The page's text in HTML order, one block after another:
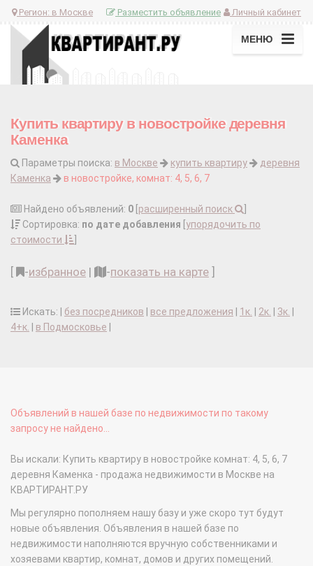
Регион: в Москве Личный кабинет
Разместить объявление
МЕНЮ
Купить квартиру в новостройке деревня
Каменка
Параметры поиска: в Москве купить квартиру
деревня
Каменка
в новостройке, комнат: 4, 5, 6, 7
Найдено объявлений: 0 расширенный поиск
Сортировка: по дате добавления упорядочить по
стоимости
-избранное | -показать на карте
Искать: | без посредников все предложения 1к. 2к. 3к.
4+к.
в Подмосковье
Объявлений в нашей базе по недвижимости по такому
запросу не найдено...
Вы искали: Купить квартиру в новостройке комнат: 4, 5, 6, 7
деревня Каменка - продажа недвижимости в Москве на
КВАРТИРАНТ.РУ
Мы регулярно пополняем нашу базу и уже скоро тут будут
новые объявления. Объявления в нашей базе по
недвижимости наполняются вручную собственниками и
хозяевами квартир, комнат, домов и других помещений.